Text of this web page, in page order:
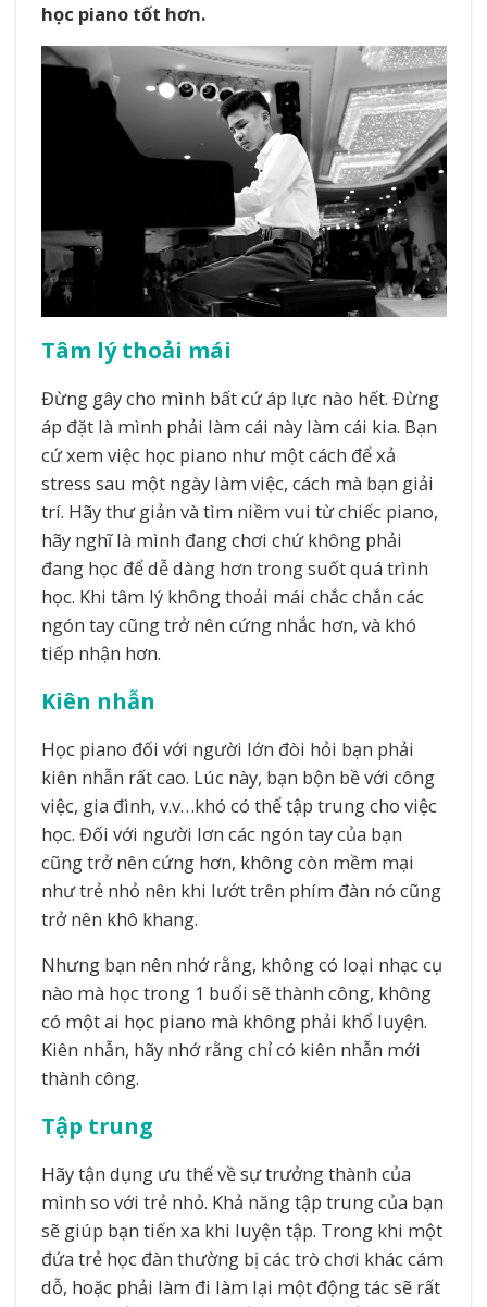
học piano tốt hơn.
Tâm lý thoải mái
Đừng gây cho mình bất cứ áp lực nào hết. Đừng
áp đặt là mình phải làm cái này làm cái kia. Bạn
cứ xem việc học piano như một cách để xả
stress sau một ngày làm việc, cách mà bạn giải
trí. Hãy thư giản và tìm niềm vui từ chiếc piano,
hãy nghĩ là mình đang chơi chứ không phải
đang học để dễ dàng hơn trong suốt quá trình
học. Khi tâm lý không thoải mái chắc chắn các
ngón tay cũng trở nên cứng nhắc hơn, và khó
tiếp nhận hơn.
Kiên nhẫn
Học piano đối với người lớn đòi hỏi bạn phải
kiên nhẫn rất cao. Lúc này, bạn bộn bề với công
việc, gia đình, v.v…khó có thể tập trung cho việc
học. Đối với người lơn các ngón tay của bạn
cũng trở nên cứng hơn, không còn mềm mại
như trẻ nhỏ nên khi lướt trên phím đàn nó cũng
trở nên khô khang.
Nhưng bạn nên nhớ rằng, không có loại nhạc cụ
nào mà học trong 1 buổi sẽ thành công, không
có một ai học piano mà không phải khổ luyện.
Kiên nhẫn, hãy nhớ rằng chỉ có kiên nhẫn mới
thành công.
Tập trung
Hãy tận dụng ưu thế về sự trưởng thành của
mình so với trẻ nhỏ. Khả năng tập trung của bạn
sẽ giúp bạn tiến xa khi luyện tập. Trong khi một
đứa trẻ học đàn thường bị các trò chơi khác cám
dỗ, hoặc phải làm đi làm lại một động tác sẽ rất